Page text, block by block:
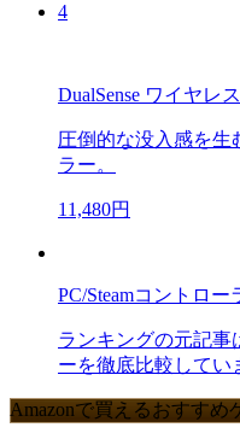
4
DualSense ワイヤレ
圧倒的な没入感を生
ラー。
11,480円
PC/Steamコントロ
ランキングの元記事
ーを徹底比較してい
Amazonで買えるおすすめ